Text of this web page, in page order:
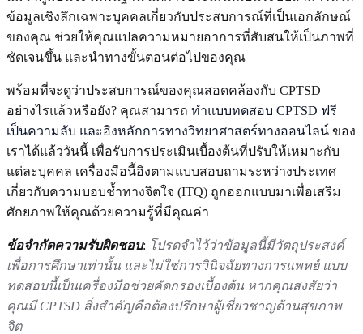
ข้อมูลเชิงลึกเฉพาะบุคคลเกี่ยวกับประสบการณ์ที่เป็นเอกลักษณ์
ของคุณ ช่วยให้คุณแปลความหมายอาการที่สับสนให้เป็นภาพที่
ชัดเจนขึ้น และนำทางขั้นตอนต่อไปของคุณ
พร้อมที่จะดูว่าประสบการณ์ของคุณสอดคล้องกับ CPTSD
อย่างไรแล้วหรือยัง? คุณสามารถ ทำแบบทดสอบ CPTSD ฟรี
เป็นความลับ และอิงหลักการทางวิทยาศาสตร์ทางออนไลน์ ของ
เราได้แล้ววันนี้ เพื่อรับการประเมินเบื้องต้นที่ปรับให้เหมาะกับ
แต่ละบุคคล เครื่องมือนี้อิงตามแบบสอบถามระหว่างประเทศ
เกี่ยวกับความบอบช้ำทางจิตใจ (ITQ) ถูกออกแบบมาเพื่อเสริม
ศักยภาพให้คุณด้วยความรู้ที่มีคุณค่า
ข้อจำกัดความรับผิดชอบ: โปรดจำไว้ว่าข้อมูลนี้มีวัตถุประสงค์
เพื่อการศึกษาเท่านั้น และไม่ใช่การวินิจฉัยทางการแพทย์ แบบ
ทดสอบนี้เป็นเครื่องมือช่วยคัดกรองเบื้องต้น หากคุณสงสัยว่า
คุณมี CPTSD สิ่งสำคัญคือต้องปรึกษาผู้เชี่ยวชาญด้านสุขภาพ
จิต